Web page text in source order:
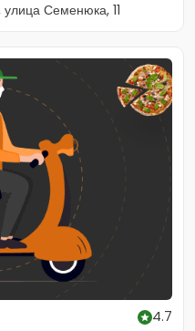
Семенюка, 11
4.7